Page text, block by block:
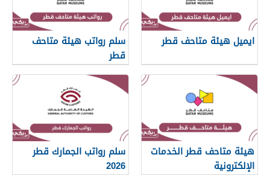
ايميل هيئة متاحف قطر
سلم رواتب هيئة متاحف
قطر
هيئة متاحف قطر الخدمات
الإلكترونية
سلم رواتب الجمارك قطر
2026